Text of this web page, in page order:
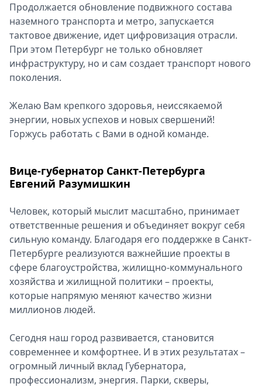
Продолжается обновление подвижного состава
наземного транспорта и метро, запускается
тактовое движение, идет цифровизация отрасли.
При этом Петербург не только обновляет
инфраструктуру, но и сам создает транспорт нового
поколения.
Желаю Вам крепкого здоровья, неиссякаемой
энергии, новых успехов и новых свершений!
Горжусь работать с Вами в одной команде.
Вице-губернатор Санкт-Петербурга
Евгений Разумишкин
Человек, который мыслит масштабно, принимает
ответственные решения и объединяет вокруг себя
сильную команду. Благодаря его поддержке в Санкт-
Петербурге реализуются важнейшие проекты в
сфере благоустройства, жилищно-коммунального
хозяйства и жилищной политики – проекты,
которые напрямую меняют качество жизни
миллионов людей.
Сегодня наш город развивается, становится
современнее и комфортнее. И в этих результатах –
огромный личный вклад Губернатора,
профессионализм, энергия. Парки, скверы,